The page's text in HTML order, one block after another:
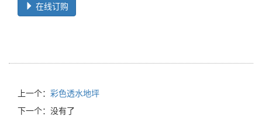
在线订购
上一个： 彩色透水地坪
下一个：没有了